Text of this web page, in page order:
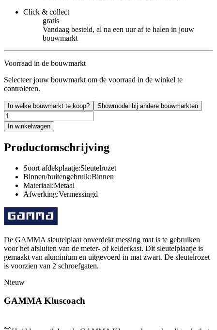
Click & collect
gratis
Vandaag besteld, al na een uur af te halen in jouw
bouwmarkt
Voorraad in de bouwmarkt
Selecteer jouw bouwmarkt om de voorraad in de winkel te
controleren.
In welke bouwmarkt te koop? Showmodel bij andere bouwmarkten
In winkelwagen
Productomschrijving
Soort afdekplaatje:Sleutelrozet
Binnen/buitengebruik:Binnen
Materiaal:Metaal
Afwerking:Vermessingd
De GAMMA sleutelplaat onverdekt messing mat is te gebruiken
voor het afsluiten van de meter- of kelderkast. Dit sleutelplaatje is
gemaakt van aluminium en uitgevoerd in mat zwart. De sleutelrozet
is voorzien van 2 schroefgaten.
Nieuw
GAMMA Kluscoach